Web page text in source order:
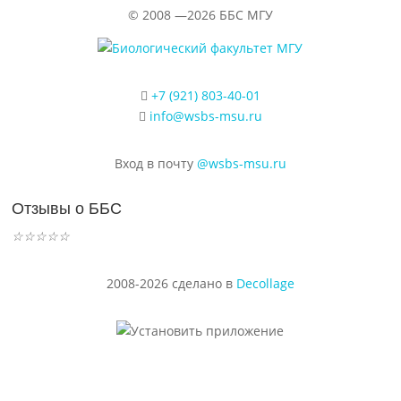
© 2008 —2026 ББС МГУ
+7 (921) 803-40-01
info@wsbs-msu.ru
Вход в почту @wsbs-msu.ru
Отзывы о ББС
☆☆☆☆☆
2008-2026 сделано в Decollage